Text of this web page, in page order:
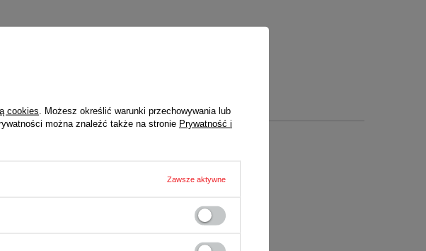
VAT)
modeli funkcyjnych)
cookies . Możesz określić warunki przechowywania lub
można znaleźć także na stronie Prywatność i
Zawsze aktywne